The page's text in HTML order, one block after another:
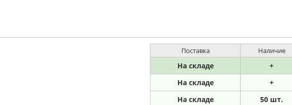
Поставка Наличие
На складе +
На складе +
На складе 50 шт.